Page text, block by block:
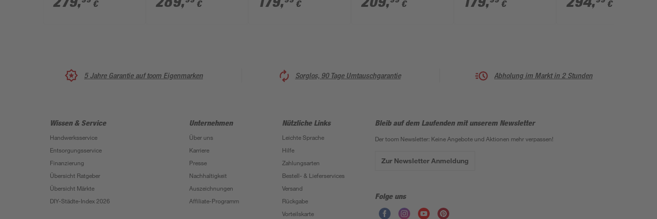
mm 2420 mm
€
links
€ €
mm
€ €
mm 2420 mm
€
5 Jahre Garantie auf toom Eigenmarken Sorglos, 90 Tage Umtauschgarantie Abholung im Markt in 2 Stunden
Wissen & Service
Handwerksservice
Entsorgungsservice
Finanzierung
Übersicht Ratgeber
Übersicht Märkte
DIY-Städte-Index 2026
Unternehmen
Über uns
Karriere
Presse
Nachhaltigkeit
Auszeichnungen
Affiliate-Programm
Nützliche Links
Leichte Sprache
Hilfe
Zahlungsarten
Bestell- & Lieferservices
Versand
Rückgabe
Vorteilskarte
Bleib auf dem Laufenden mit unserem Newsletter
Der toom Newsletter: Keine Angebote und Aktionen mehr verpassen!
Zur Newsletter Anmeldung
Folge uns